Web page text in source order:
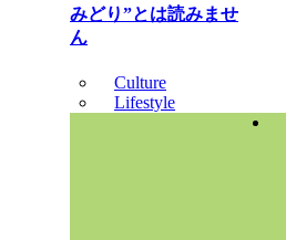
みどり”とは読みませ
ん
Culture
Lifestyle